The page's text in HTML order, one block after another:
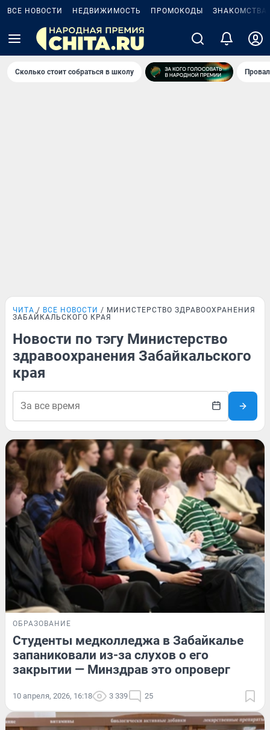
ВСЕ НОВОСТИ НЕДВИЖИМОСТЬ ПРОМОКОДЫ ЗНАКОМСТВА
Сколько стоит собраться в школу
ЧИТА ВСЕ НОВОСТИ
МИНИСТЕРСТВО ЗДРАВООХРАНЕНИЯ
ЗАБАЙКАЛЬСКОГО КРАЯ
Новости по тэгу Министерство
здравоохранения Забайкальского
края
ОБРАЗОВАНИЕ
Студенты медколледжа в Забайкалье
запаниковали из-за слухов о его
закрытии — Минздрав это опроверг
10 апреля, 2026, 16:18 3 339 25